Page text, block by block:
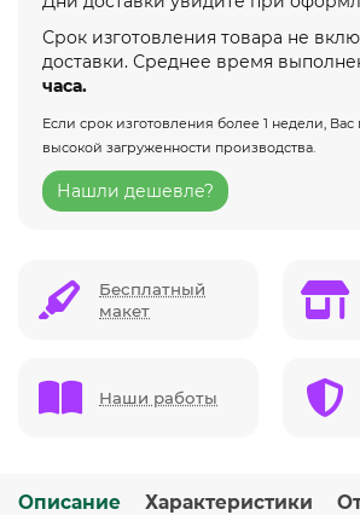
Срок изготовления товара не
доставки. Среднее время
часа.
Если срок изготовления более 1 недели,
высокой загруженности производства.
Нашли дешевле?
Бесплатный
макет
Наши работы
Описание Характеристики